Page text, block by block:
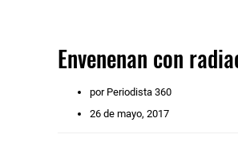
Envenenan con
por Periodista 360
26 de mayo, 2017